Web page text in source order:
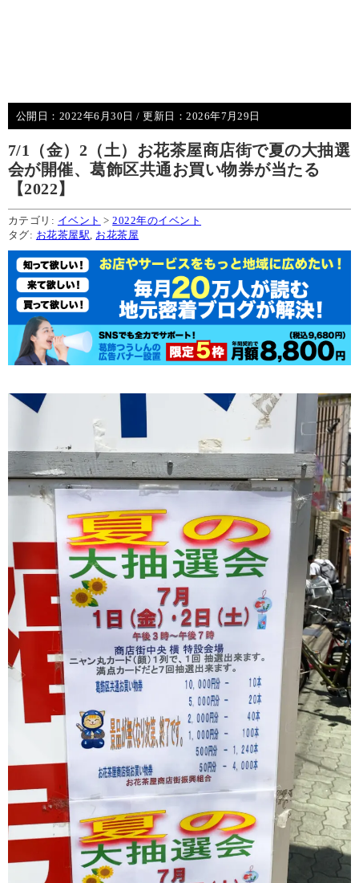
公開日： 2022年6月30日 / 更新日：2026年7月29日
7/1（金）2（土）お花茶屋商店街で夏の大抽選
会が開催、葛飾区共通お買い物券が当たる
【2022】
カテゴリ: イベント >2022年のイベント
タグ: お花茶屋駅 お花茶屋